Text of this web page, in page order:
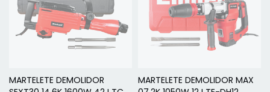
MARTELETE DEMOLIDOR
MARTELETE DEMOLIDOR MAX